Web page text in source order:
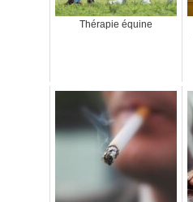
Thérapie équine